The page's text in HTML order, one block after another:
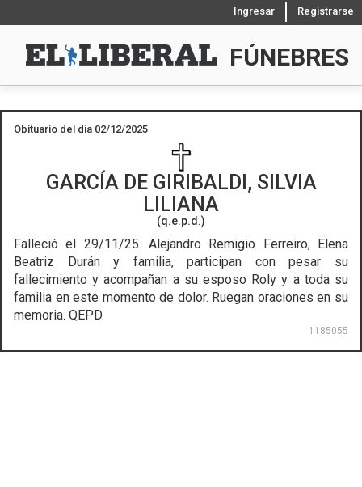
Ingresar Registrarse
FÚNEBRES
Obituario del día 02/12/2025
GARCÍA DE GIRIBALDI, SILVIA
LILIANA
(q.e.p.d.)
Falleció el 29/11/25. Alejandro Remigio Ferreiro, Elena
Beatriz Durán y familia, participan con pesar su
fallecimiento y acompañan a su esposo Roly y a toda su
familia en este momento de dolor. Ruegan oraciones en su
memoria. QEPD.
1185055